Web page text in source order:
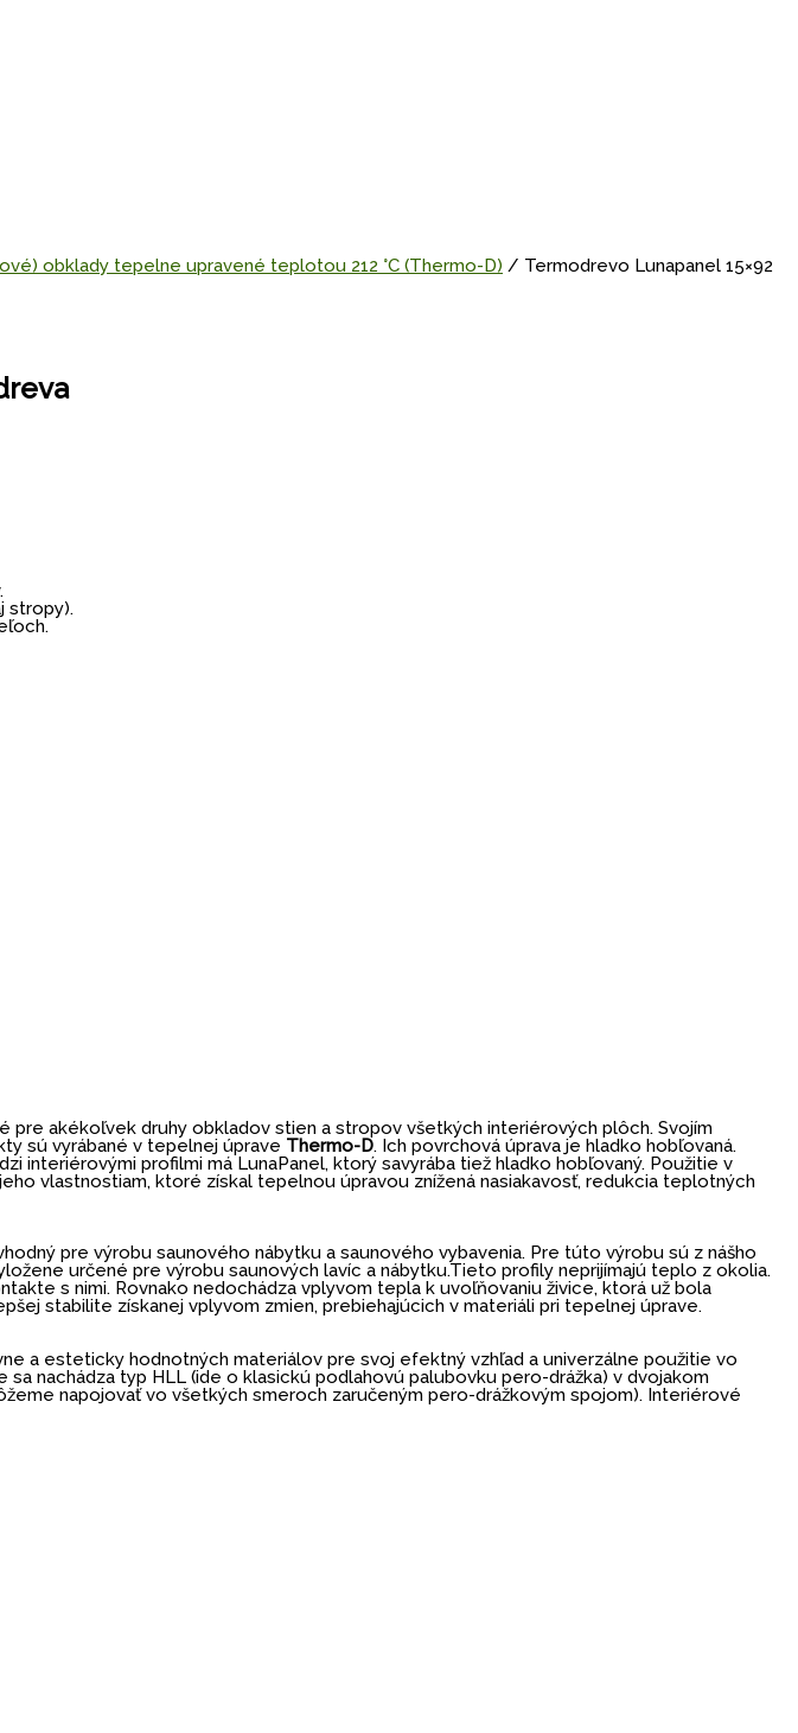
obklady tepelne upravené teplotou 212 °C (Thermo-D) / Termodrevo Lunapanel 15×92
stropy).
pre akékoľvek druhy obkladov stien a stropov všetkých interiérových plôch. Svojím
sú vyrábané v tepelnej úprave Thermo-D. Ich povrchová úprava je hladko hobľovaná.
interiérovými profilmi má LunaPanel, ktorý savyrába tiež hladko hobľovaný. Použitie v
vlastnostiam, ktoré získal tepelnou úpravou znížená nasiakavosť, redukcia teplotných
pre výrobu saunového nábytku a saunového vybavenia. Pre túto výrobu sú z nášho
určené pre výrobu saunových lavíc a nábytku.Tieto profily neprijímajú teplo z okolia.
s nimi. Rovnako nedochádza vplyvom tepla k uvoľňovaniu živice, ktorá už bola
stabilite získanej vplyvom zmien, prebiehajúcich v materiáli pri tepelnej úprave.
a esteticky hodnotných materiálov pre svoj efektný vzhľad a univerzálne použitie vo
sa nachádza typ HLL (ide o klasickú podlahovú palubovku pero-drážka) v dvojakom
napojovať vo všetkých smeroch zaručeným pero-drážkovým spojom). Interiérové